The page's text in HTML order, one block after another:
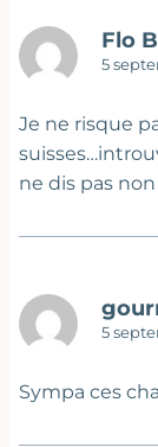
Flo
5
Je ne risque
ne dis pas
5
Sympa ces